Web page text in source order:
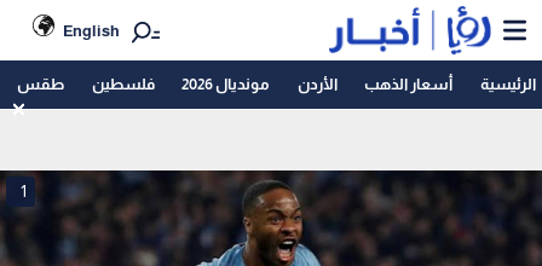
English
الرئيسية أسعار الذهب الأردن مونديال 2026 فلسطين طقس
1